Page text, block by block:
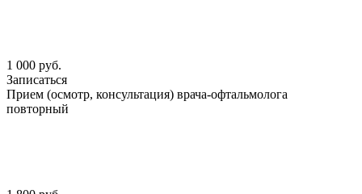
1 000 руб.
Записаться
Прием (осмотр, консультация) врача-офтальмолога
повторный